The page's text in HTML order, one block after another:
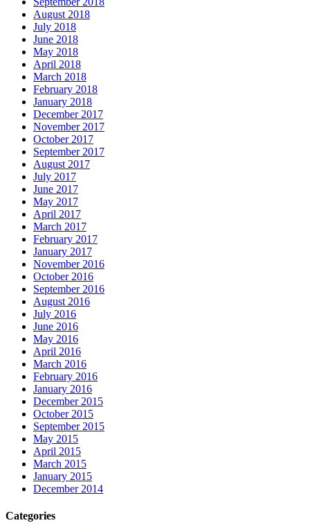
August 2018
July 2018
June 2018
May 2018
April 2018
March 2018
February 2018
January 2018
December 2017
November 2017
October 2017
September 2017
August 2017
July 2017
June 2017
May 2017
April 2017
March 2017
February 2017
January 2017
November 2016
October 2016
September 2016
August 2016
July 2016
June 2016
May 2016
April 2016
March 2016
February 2016
January 2016
December 2015
October 2015
September 2015
May 2015
April 2015
March 2015
January 2015
December 2014
Categories